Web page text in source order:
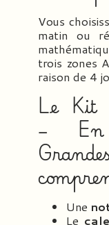
Vous
matin ou
trois zones
raison de 4
Le Kit
– En
Une
Le